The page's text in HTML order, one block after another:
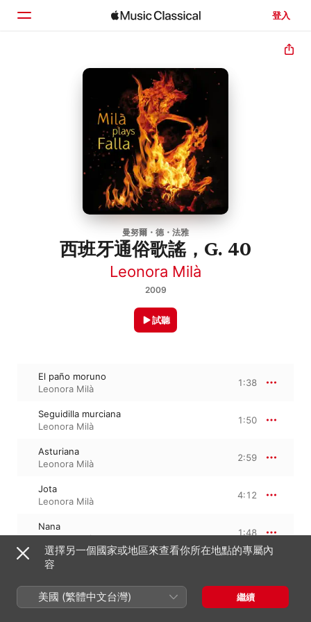
登入
曼努爾・德・法雅
西班牙通俗歌謠，G. 40
Leonora Milà
2009
試聽
El paño moruno
Leonora Milà
1:38
Seguidilla murciana
Leonora Milà
1:50
Asturiana
Leonora Milà
2:59
Jota
Leonora Milà
4:12
Nana
Leonora Milà
1:48
Canción
Polo
2:02
選擇另一個國家或地區來查看你所在地點的專屬內
容
美國 (繁體中文台灣) 繼續